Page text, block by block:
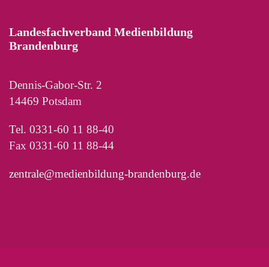
Landesfachverband Medienbildung
Brandenburg
Dennis-Gabor-Str. 2
14469 Potsdam
Tel. 0331-60 11 88-40
Fax 0331-60 11 88-44
zentrale@medienbildung-brandenburg.de